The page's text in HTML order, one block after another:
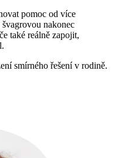
pomoc od více
nakonec
také reálně zapojit,
smírného řešení v rodině.